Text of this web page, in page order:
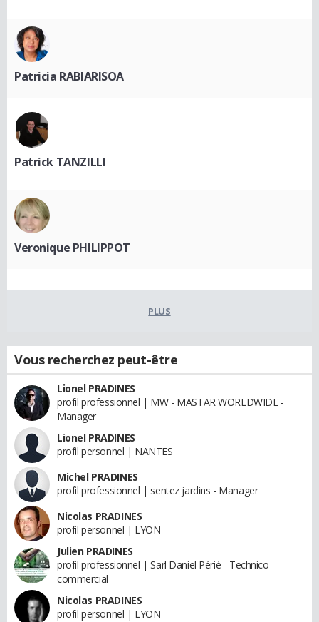
Patricia RABIARISOA
Patrick TANZILLI
Veronique PHILIPPOT
PLUS
Vous recherchez peut-être
Lionel PRADINES
profil professionnel | MW - MASTAR WORLDWIDE -
Manager
Lionel PRADINES
profil personnel | NANTES
Michel PRADINES
profil professionnel | sentez jardins - Manager
Nicolas PRADINES
profil personnel | LYON
Julien PRADINES
profil professionnel | Sarl Daniel Périé - Technico-
commercial
Nicolas PRADINES
profil personnel | LYON